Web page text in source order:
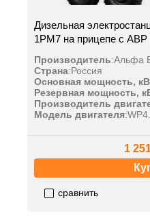
Дизельная
1РМ7 на прицепе с АВР
Производитель:Альфа
Страна:Россия
Основная мощность,
Резервная мощность,
Производитель
Модель двигателя:
1
сравнить